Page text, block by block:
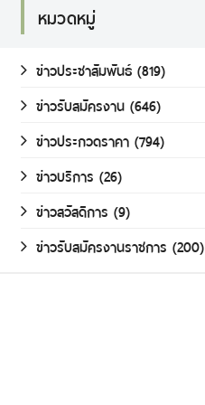
หมวดหมู่
ข่าวประชาสัมพันธ์ (819)
ข่าวรับสมัครงาน (646)
ข่าวประกวดราคา (794)
ข่าวบริการ (26)
ข่าวสวัสดิการ (9)
ข่าวรับสมัครงานราชการ (200)